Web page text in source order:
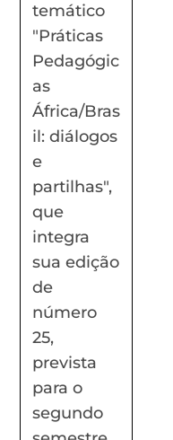
temático
"Práticas
Pedagógic
as
África/Bras
il: diálogos
e
partilhas",
que
integra
sua edição
de
número
25,
prevista
para o
segundo